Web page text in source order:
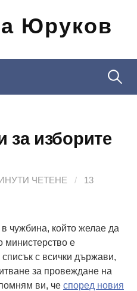
Юруков
за изборите
ЧЕТЕНЕ /
13
чужбина, който желае да
министерство е
с всички държави,
за провеждане на
ви, че според новия